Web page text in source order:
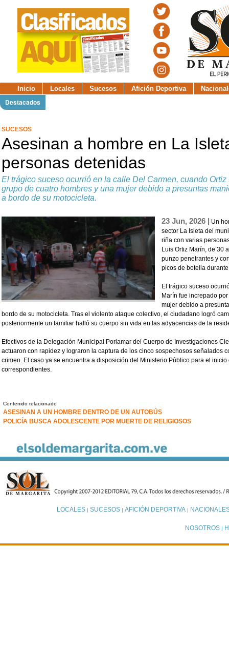
Inicio Locales Sucesos Afición Deportiva
Destacados
SUCESOS
Asesinan a hombre en La
personas detenidas
El trágico suceso ocurrió en la calle Del Carmen, cuando
grupo de cuatro hombres y una mujer debido a presuntas
a bordo de su motocicleta.
23 Jun, 2026 | Un
sector La Isleta del
riña con varias
Luis Ortiz Marín, de 30
punzo penetrantes y
picos de botella
El trágico suceso
Marín fue increpado
mujer debido a
bordo de su motocicleta. Tras el violento ataque colectivo, el ciudadano logró
posteriormente un familiar halló su cuerpo sin vida en las adyacencias de la
Efectivos de la Delegación Municipal Porlamar del Cuerpo de Investigaciones
actuaron con rapidez y lograron la captura de los cinco sospechosos señalados
crimen. El caso ya se encuentra a disposición del Ministerio Público para el
correspondientes.
Contenido relacionado
ASESINAN A UN HOMBRE DENTRO DE UN AUTOBÚS
POLICÍA BUSCA ADOLESCENTE POR MUERTE DE RELIGIOSOS
LOCALES| SUCESOS| AFICIÓN DEPORTIVA|
NOSOTROS |